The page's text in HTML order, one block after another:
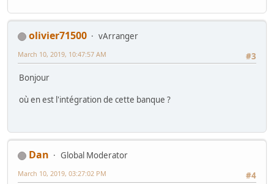
olivier71500
vArranger
#3
March 10, 2019, 10:47:57 AM
Bonjour
où en est l'intégration de cette banque ?
Dan
Global Moderator
#4
March 10, 2019, 03:27:02 PM